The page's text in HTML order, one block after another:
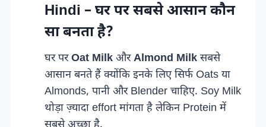
Hindi – घर पर सबसे आसान कौन
सा बनता है?
घर परOat MilkऔरAlmond Milkसबसे
आसान बनते हैं क्योंकि इनके लिए सिर्फ Oats या
Almonds, पानी और Blender चाहिए. Soy Milk
थोड़ा ज़्यादा effort मांगता है लेकिन Protein में